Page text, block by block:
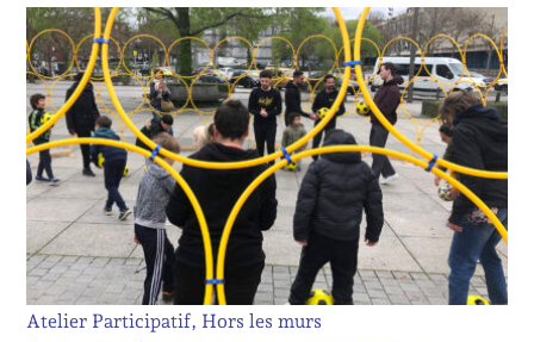
Atelier Participatif, Hors les murs